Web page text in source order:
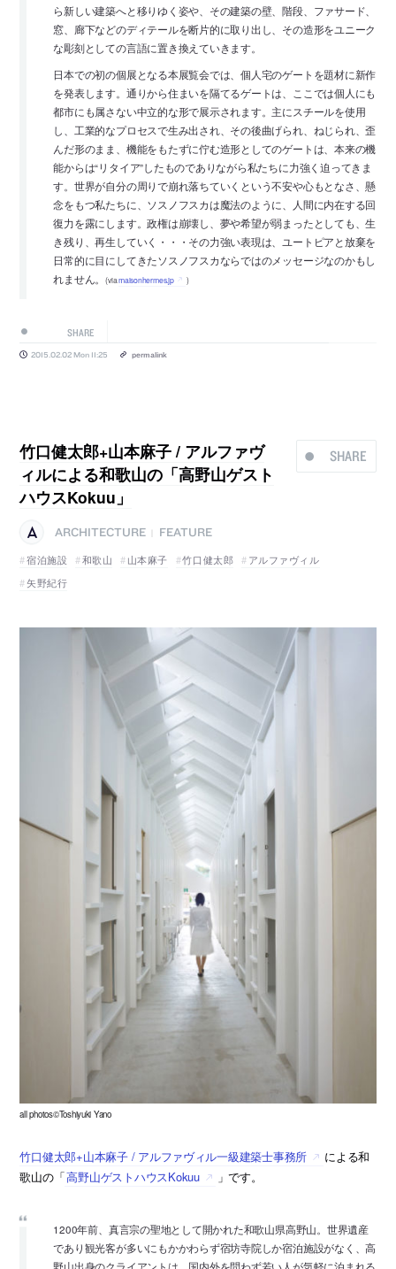
ら新しい建築へと移りゆく姿や、その建築の壁、階段、ファサード、
窓、廊下などのディテールを断片的に取り出し、その造形をユニーク
な彫刻としての言語に置き換えていきます。
日本での初の個展となる本展覧会では、個人宅のゲートを題材に新作
を発表します。通りから住まいを隔てるゲートは、ここでは個人にも
都市にも属さない中立的な形で展示されます。主にスチールを使用
し、工業的なプロセスで生み出され、その後曲げられ、ねじられ、歪
んだ形のまま、機能をもたずに佇む造形としてのゲートは、本来の機
能からは“リタイア”したものでありながら私たちに力強く迫ってきま
す。世界が自分の周りで崩れ落ちていくという不安や心もとなさ、懸
念をもつ私たちに、ソスノフスカは魔法のように、人間に内在する回
復力を露にします。政権は崩壊し、夢や希望が弱まったとしても、生
き残り、再生していく・・・その力強い表現は、ユートピアと放棄を
日常的に目にしてきたソスノフスカならではのメッセージなのかもし
れません。(viamaisonhermes.jp )
SHARE
2015.02.02 Mon 11:25 permalink
SHARE
竹口健太郎+山本麻子 / アルファヴ
ィルによる和歌山の「高野山ゲスト
ハウスKokuu」
ARCHITECTURE
FEATURE
宿泊施設
和歌山 山本麻子 竹口健太郎
アルファヴィル
矢野紀行
all photos©Toshiyuki Yano
竹口健太郎+山本麻子 / アルファヴィル一級建築士事務所
による和
歌山の「高野山ゲストハウスKokuu 」です。
1200年前、真言宗の聖地として開かれた和歌山県高野山。世界遺産
であり観光客が多いにもかかわらず宿坊寺院しか宿泊施設がなく、高